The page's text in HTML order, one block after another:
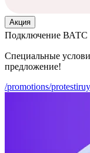
Акция
Подключение ВАТС
Специальные
предложение!
/promotions/